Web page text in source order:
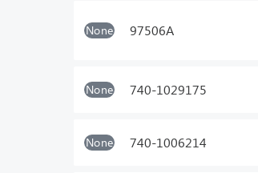
None 97506А
None 740-1029175
None 740-1006214